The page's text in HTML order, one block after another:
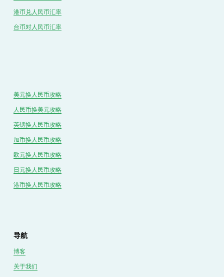
港币兑人民币汇率
台币对人民币汇率
导航
博客
关于我们
美元换人民币攻略
人民币换美元攻略
英镑换人民币攻略
加币换人民币攻略
欧元换人民币攻略
日元换人民币攻略
港币换人民币攻略